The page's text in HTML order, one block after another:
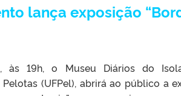
lança exposição
às 19h, o Museu Diários do
(UFPel), abrirá ao público a